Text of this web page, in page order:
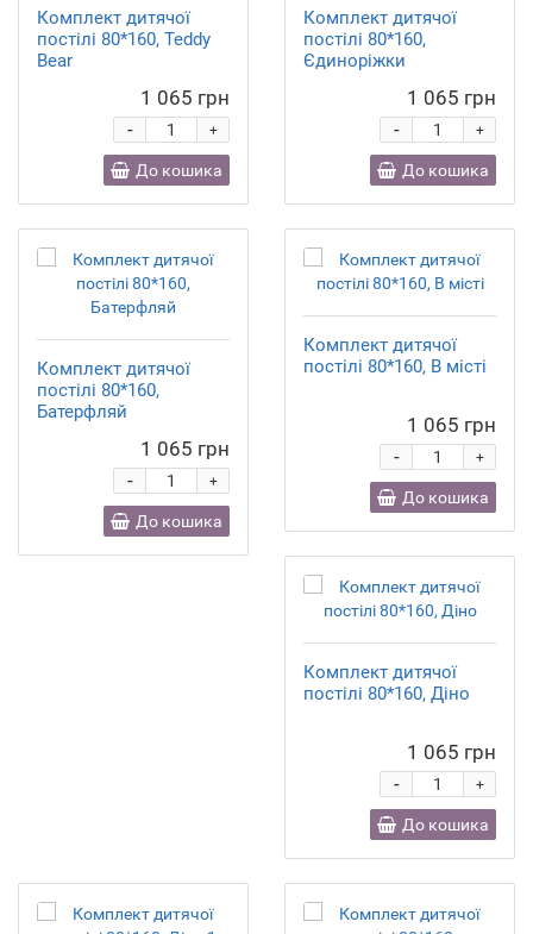
Комплект дитячої
постілі 80*160, Teddy
Bear
1 065 грн
+
-
До кошика
Комплект дитячої
постілі 80*160,
Єдиноріжки
1 065 грн
+
-
До кошика
Комплект дитячої
постілі 80*160,
Батерфляй
1 065 грн
+
-
До кошика
Комплект дитячої
постілі 80*160, В місті
1 065 грн
+
-
До кошика
Комплект дитячої
постілі 80*160, Діно
1 065 грн
+
-
До кошика